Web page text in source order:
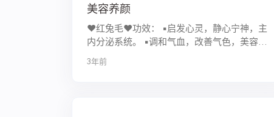
美容养颜
♥️红兔毛♥️功效： ▪︎启发心灵，静心宁神，主
内分泌系统。 ▪︎调和气血，改善气色，美容养
颜。 ▪︎...
3年前